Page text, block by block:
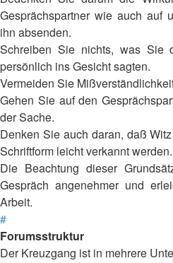
Gesprächspartner wie auch auf
ihn absenden.
Schreiben Sie nichts, was Sie
persönlich ins Gesicht sagten.
Vermeiden Sie
Gehen Sie auf den
der Sache.
Denken Sie auch daran, daß
Schriftform leicht verkannt werden.
Die Beachtung dieser
Gespräch angenehmer und
Arbeit.
#
Forumsstruktur
Der Kreuzgang ist in mehrere